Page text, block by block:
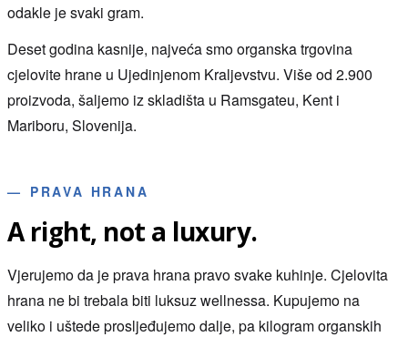
odakle je svaki gram.
Deset godina kasnije, najveća smo organska trgovina
cjelovite hrane u Ujedinjenom Kraljevstvu. Više od 2.900
proizvoda, šaljemo iz skladišta u Ramsgateu, Kent i
Mariboru, Slovenija.
— PRAVA HRANA
A right, not a luxury.
Vjerujemo da je prava hrana pravo svake kuhinje. Cjelovita
hrana ne bi trebala biti luksuz wellnessa. Kupujemo na
veliko i uštede prosljeđujemo dalje, pa kilogram organskih